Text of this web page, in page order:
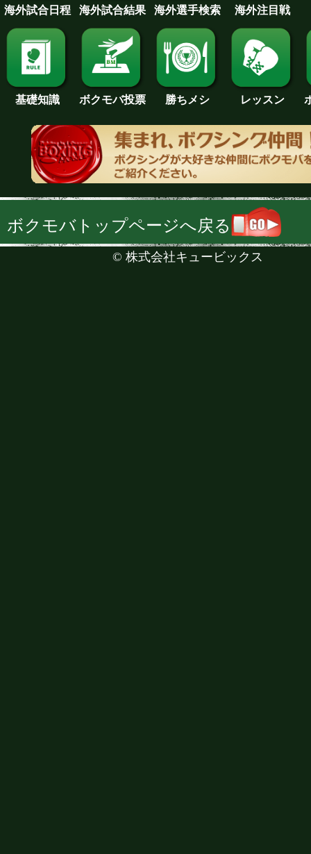
海外試合日程 海外試合結果 海外選手検索 海外注目戦
基礎知識 ボクモバ投票 勝ちメシ レッスン
ボクモバトップページへ戻る
© 株式会社キュービックス